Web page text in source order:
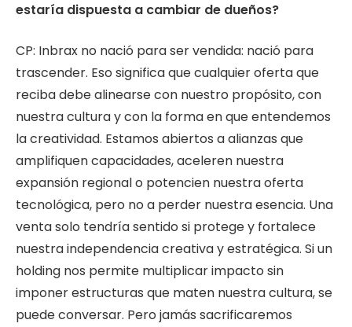
estaría dispuesta a cambiar de dueños?
CP: Inbrax no nació para ser vendida: nació para
trascender. Eso significa que cualquier oferta que
reciba debe alinearse con nuestro propósito, con
nuestra cultura y con la forma en que entendemos
la creatividad. Estamos abiertos a alianzas que
amplifiquen capacidades, aceleren nuestra
expansión regional o potencien nuestra oferta
tecnológica, pero no a perder nuestra esencia. Una
venta solo tendría sentido si protege y fortalece
nuestra independencia creativa y estratégica. Si un
holding nos permite multiplicar impacto sin
imponer estructuras que maten nuestra cultura, se
puede conversar. Pero jamás sacrificaremos